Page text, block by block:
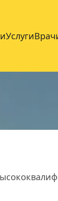
Услуги